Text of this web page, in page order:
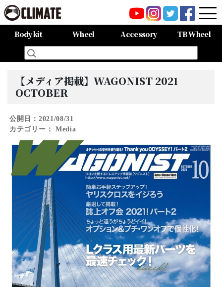
Body kit
All Items
80HARRIER-Balena-
MAZDA CX-8 -Balena-
MAZDA CX-5 -Balena-
LAND CRUISER 150PRADO
LAND CRUISER 200
60HARRIER(Late Term)
60HARRIER(First Term)
50PRIUS
LEXUS NX300 F-SPORT
LEXUS LX570
Wheel
All Items
CARGO PRO/カーゴプロ
GAISEN/凱旋
HOUOH/鳳凰
DEVGRU
ALIA LM-r
ALIA M-5
ALIA S-5
SWATT
BurjAL【Forged】
TEJAS【Forged】
Accessory TB Wheel
【メディア掲載】WAGONIST 2021
OCTOBER
公開日：2021/08/31
カテゴリー：
Media